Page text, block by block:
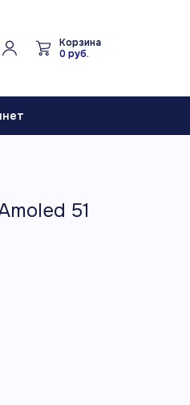
Корзина
0 руб.
51